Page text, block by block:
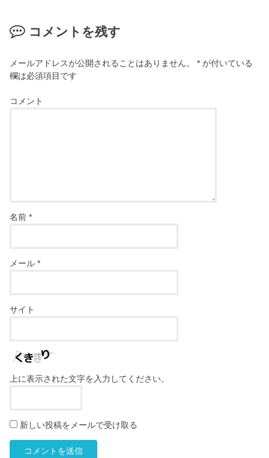
コメントを残す
メールアドレスが公開されることはありません。 * が付いている
欄は必須項目です
コメント
名前*
メール*
サイト
上に表示された文字を入力してください。
新しい投稿をメールで受け取る